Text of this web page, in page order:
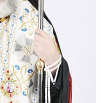
Miron,
Cretei
îmbunătățită ca
pus preot al sfintei
Dumnezeu și învăța
și le întărea spre